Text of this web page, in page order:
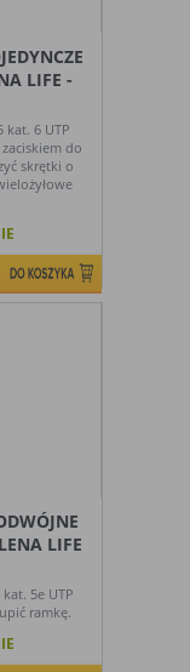
może wpłynąć
LIFE -
kat. 6 UTP
zaciskiem do
skrętki o
LIFE
5e UTP
ramkę.